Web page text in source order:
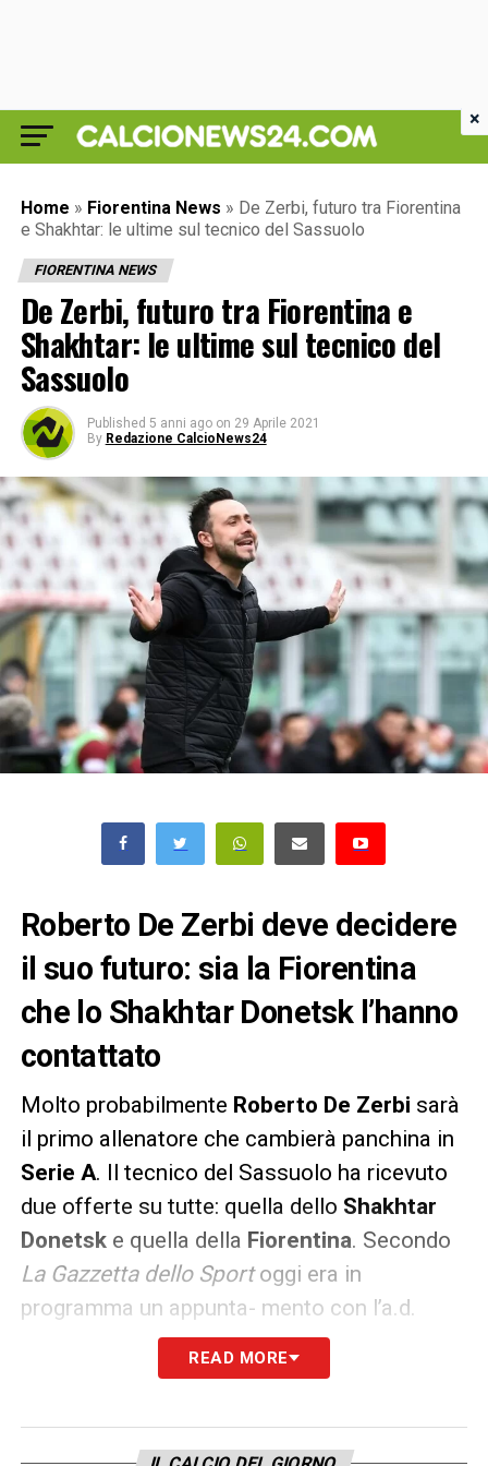
Home » Fiorentina News » De Zerbi, futuro tra Fiorentina
e Shakhtar: le ultime sul tecnico del Sassuolo
FIORENTINA NEWS
De Zerbi, futuro tra Fiorentina e
Shakhtar: le ultime sul tecnico del
Sassuolo
Published 5 anni ago on 29 Aprile 2021
By Redazione CalcioNews24
Roberto De Zerbi deve decidere
il suo futuro: sia la Fiorentina
che lo Shakhtar Donetsk l’hanno
contattato
Molto probabilmente Roberto De Zerbi sarà
il primo allenatore che cambierà panchina in
Serie A. Il tecnico del Sassuolo ha ricevuto
due offerte su tutte: quella dello Shakhtar
Donetske quella della Fiorentina. Secondo
La Gazzetta dello Sportoggi era in
programma un appunta- mento con l’a.d.
Giovanni Carnevali, tuttavia
nell’agenda del manager sono entrati impegni
READ MORE
×